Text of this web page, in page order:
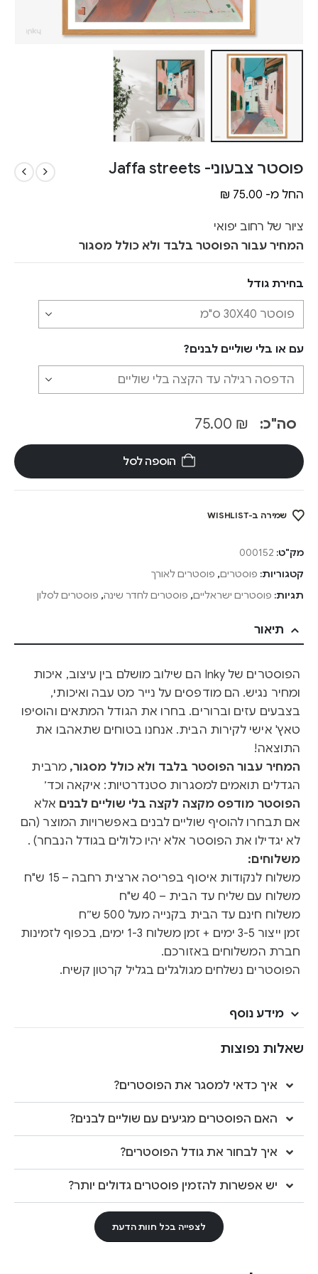
פוסטר צבעוני- Jaffa streets
החל מ- ₪ 75.00
ציור של רחוב יפואי
המחיר עבור הפוסטר בלבד ולא כולל מסגור
בחירת גודל
עם או בלי שוליים לבנים?
סה"כ: ₪
הוספה לסל
שמירה ב-WISHLIST
מק"ט: 000152
קטגוריות: פוסטרים, פוסטרים לאורך
תגיות: פוסטרים ישראליים, פוסטרים לחדר שינה, פוסטרים לסלון
תיאור
הפוסטרים של Inky הם שילוב מושלם בין עיצוב, איכות
ומחיר נגיש. הם מודפסים על נייר מט עבה ואיכותי,
בצבעים עזים וברורים. בחרו את הגודל המתאים והוסיפו
טאץ' אישי לקירות הבית. אנחנו בטוחים שתאהבו את
התוצאה!
המחיר עבור הפוסטר בלבד ולא כולל מסגור, מרבית
הגדלים תואמים למסגרות סטנדרטיות: איקאה וכד׳
הפוסטר מודפס מקצה לקצה בלי שוליים לבנים אלא
אם תבחרו להוסיף שוליים לבנים באפשרויות המוצר (הם
לא יגדילו את הפוסטר אלא יהיו כלולים בגודל הנבחר) .
משלוחים:
משלוח לנקודות איסוף בפריסה ארצית רחבה – 15 ש"ח
משלוח עם שליח עד הבית – 40 ש"ח
משלוח חינם עד הבית בקנייה מעל 500 ש״ח
זמן ייצור 3-5 ימים + זמן משלוח 1-3 ימים, בכפוף לזמינות
חברת המשלוחים באזורכם.
הפוסטרים נשלחים מגולגלים בגליל קרטון קשיח.
מידע נוסף
שאלות נפוצות
איך כדאי למסגר את הפוסטרים?
האם הפוסטרים מגיעים עם שוליים לבנים?
איך לבחור את גודל הפוסטרים?
יש אפשרות להזמין פוסטרים גדולים יותר?
לצפייה בכל חוות הדעת